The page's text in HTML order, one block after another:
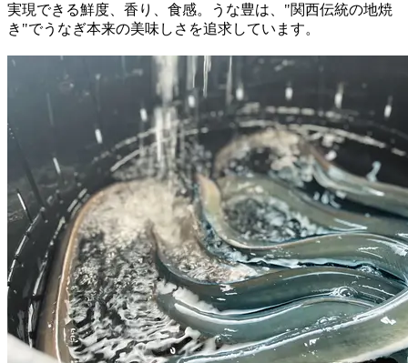
実現できる鮮度、香り、食感。うな豊は、"関西伝統の地焼
き"でうなぎ本来の美味しさを追求しています。